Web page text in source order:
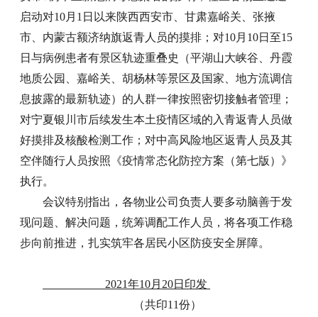
启动对10月1日以来陕西西安市、甘肃嘉峪关、张掖
市、内蒙古额济纳旗返青人员的摸排；对10月10日至15
日与病例患者有景区轨迹重叠史（平湖山大峡谷、丹霞
地质公园、嘉峪关、胡杨林等景区及国家、地方流调信
息披露的最新轨迹）的人群一律按照密切接触者管理；
对宁夏银川市后续发生本土疫情区域的入青返青人员做
好摸排及核酸检测工作；对中高风险地区返青人员及其
空伴随行人员按照《疫情常态化防控方案（第七版）》
执行。
会议特别指出，各物业公司负责人要多动脑善于发
现问题、解决问题，统筹调配工作人员，将各项工作稳
步向前推进，扎实筑牢各居民小区防疫安全屏障。
2021年10月20日印发
（共印11份）